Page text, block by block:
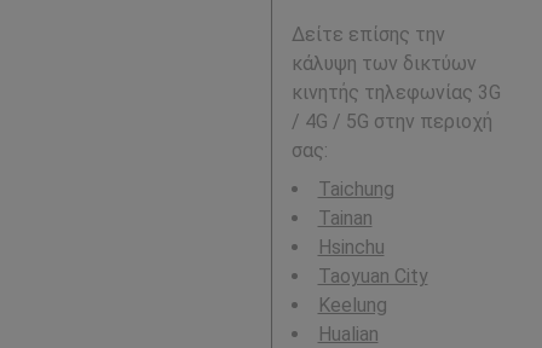
Δείτε επίσης την
κάλυψη των δικτύων
κινητής τηλεφωνίας 3G
/ 4G / 5G στην περιοχή
σας:
Taichung
Tainan
Hsinchu
Taoyuan City
Keelung
Hualian